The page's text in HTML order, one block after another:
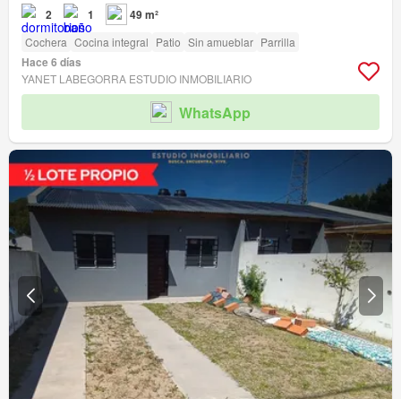
2 1 49 m²
Cochera Cocina integral Patio Sin amueblar Parrilla
Hace 6 días
YANET LABEGORRA ESTUDIO INMOBILIARIO
WhatsApp